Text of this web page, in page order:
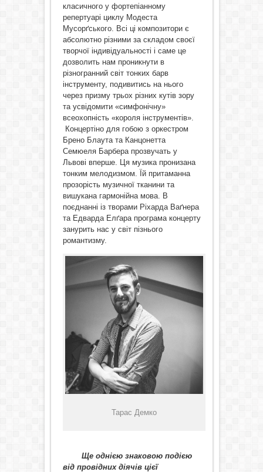
класичного у фортепіанному
репертуарі циклу Модеста
Мусорґського. Всі ці композитори є
абсолютно різними за складом своєї
творчої індивідуальності і саме це
дозволить нам проникнути в
різногранний світ тонких барв
інструменту, подивитись на нього
через призму трьох різних кутів зору
та усвідомити «симфонічну»
всеохопність «короля інструментів».
Концертіно для гобою з оркестром
Брено Блаута та Канцонетта
Семюеля Барбера прозвучать у
Львові вперше. Ця музика пронизана
тонким мелодизмом. Їй притаманна
прозорість музичної тканини та
вишукана гармонійна мова. В
поєднанні із творами Ріхарда Ваґнера
та Едварда Елґара програма концерту
занурить нас у світ пізнього
романтизму.
Тарас Демко
Ще однією знаковою подією
від провідних діячів цієї